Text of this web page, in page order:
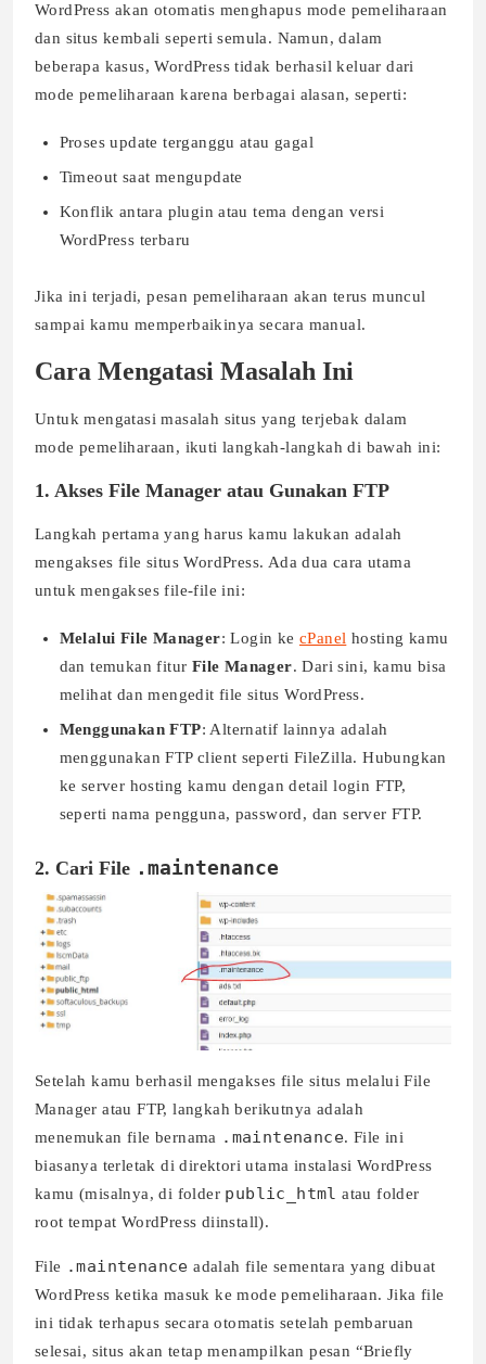
WordPress akan otomatis menghapus mode pemeliharaan
dan situs kembali seperti semula. Namun, dalam
beberapa kasus, WordPress tidak berhasil keluar dari
mode pemeliharaan karena berbagai alasan, seperti:
Proses update terganggu atau gagal
Timeout saat mengupdate
Konflik antara plugin atau tema dengan versi
WordPress terbaru
Jika ini terjadi, pesan pemeliharaan akan terus muncul
sampai kamu memperbaikinya secara manual.
Cara Mengatasi Masalah Ini
Untuk mengatasi masalah situs yang terjebak dalam
mode pemeliharaan, ikuti langkah-langkah di bawah ini:
1. Akses File Manager atau Gunakan FTP
Langkah pertama yang harus kamu lakukan adalah
mengakses file situs WordPress. Ada dua cara utama
untuk mengakses file-file ini:
Melalui File Manager: Login ke cPanel hosting kamu
dan temukan fitur File Manager. Dari sini, kamu bisa
melihat dan mengedit file situs WordPress.
Menggunakan FTP: Alternatif lainnya adalah
menggunakan FTP client seperti FileZilla. Hubungkan
ke server hosting kamu dengan detail login FTP,
seperti nama pengguna, password, dan server FTP.
2. Cari File .maintenance
Setelah kamu berhasil mengakses file situs melalui File
Manager atau FTP, langkah berikutnya adalah
menemukan file bernama .maintenance. File ini
biasanya terletak di direktori utama instalasi WordPress
kamu (misalnya, di folder public_html atau folder
root tempat WordPress diinstall).
File .maintenance adalah file sementara yang dibuat
WordPress ketika masuk ke mode pemeliharaan. Jika file
ini tidak terhapus secara otomatis setelah pembaruan
selesai, situs akan tetap menampilkan pesan “Briefly